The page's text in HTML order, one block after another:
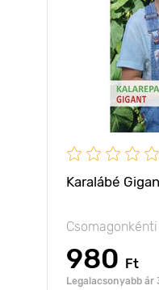
Karalábé
980 Ft
Legalacsonyabb